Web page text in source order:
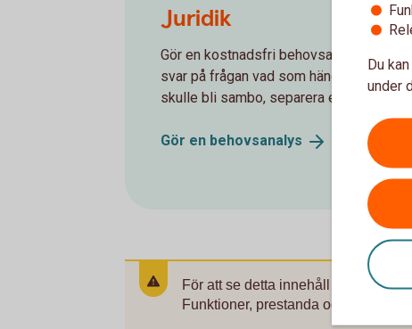
Juridik
Gör en kostnadsfri behovsanalys och få
svar på frågan vad som händer om du
skulle bli sambo, separera eller avlida.
Gör en behovsanalys
För att se detta innehåll behöver du
Funktioner, prestanda och statistik.
Du
under